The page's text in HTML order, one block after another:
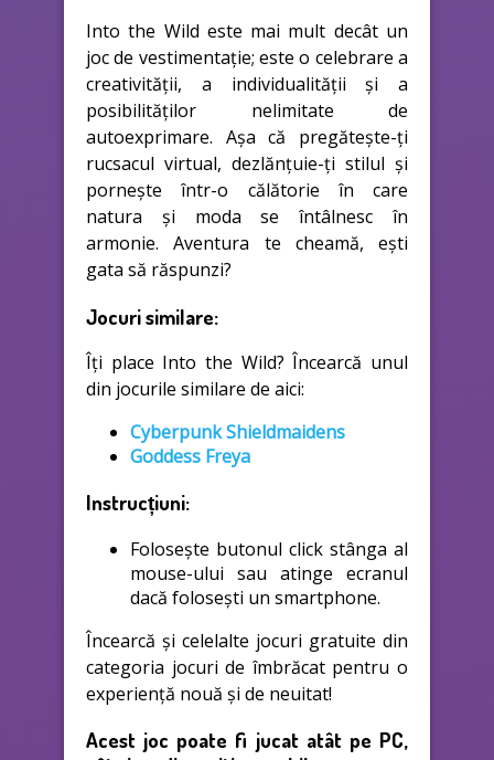
Into the Wild este mai mult decât un
joc de vestimentație; este o celebrare a
creativității, a individualității și a
posibilităților nelimitate de
autoexprimare. Așa că pregătește-ți
rucsacul virtual, dezlănțuie-ți stilul și
pornește într-o călătorie în care
natura și moda se întâlnesc în
armonie. Aventura te cheamă, ești
gata să răspunzi?
Jocuri similare:
Îți place Into the Wild? Încearcă unul
din jocurile similare de aici:
Cyberpunk Shieldmaidens
Goddess Freya
Instrucțiuni:
Folosește butonul click stânga al
mouse-ului sau atinge ecranul
dacă folosești un smartphone.
Încearcă și celelalte jocuri gratuite din
categoria jocuri de îmbrăcat pentru o
experiență nouă și de neuitat!
Acest joc poate fi jucat atât pe PC,